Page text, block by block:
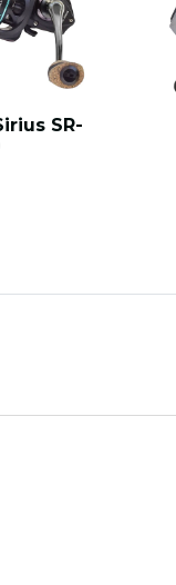
SR-